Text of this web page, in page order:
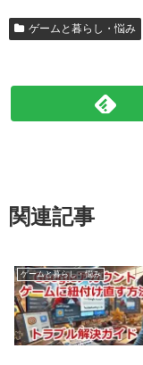
ゲームと暮らし・悩み
関連記事
ゲームと暮らし・悩み